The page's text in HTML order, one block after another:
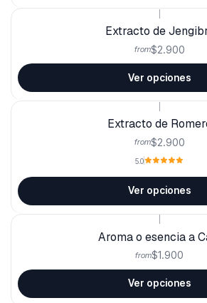
Extracto de
from$2.900
Ver opciones
Extracto de
from$2.900
5.0
Ver opciones
Aroma o esencia a
from$1.900
Ver opciones